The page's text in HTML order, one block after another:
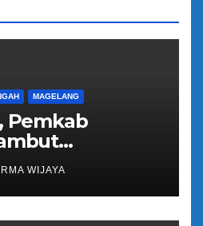
MAGELANG
Pemkab
Haji
WIJAYA